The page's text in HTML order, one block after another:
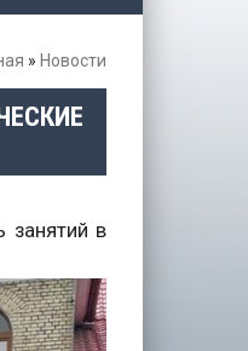
» Новости
занятий в